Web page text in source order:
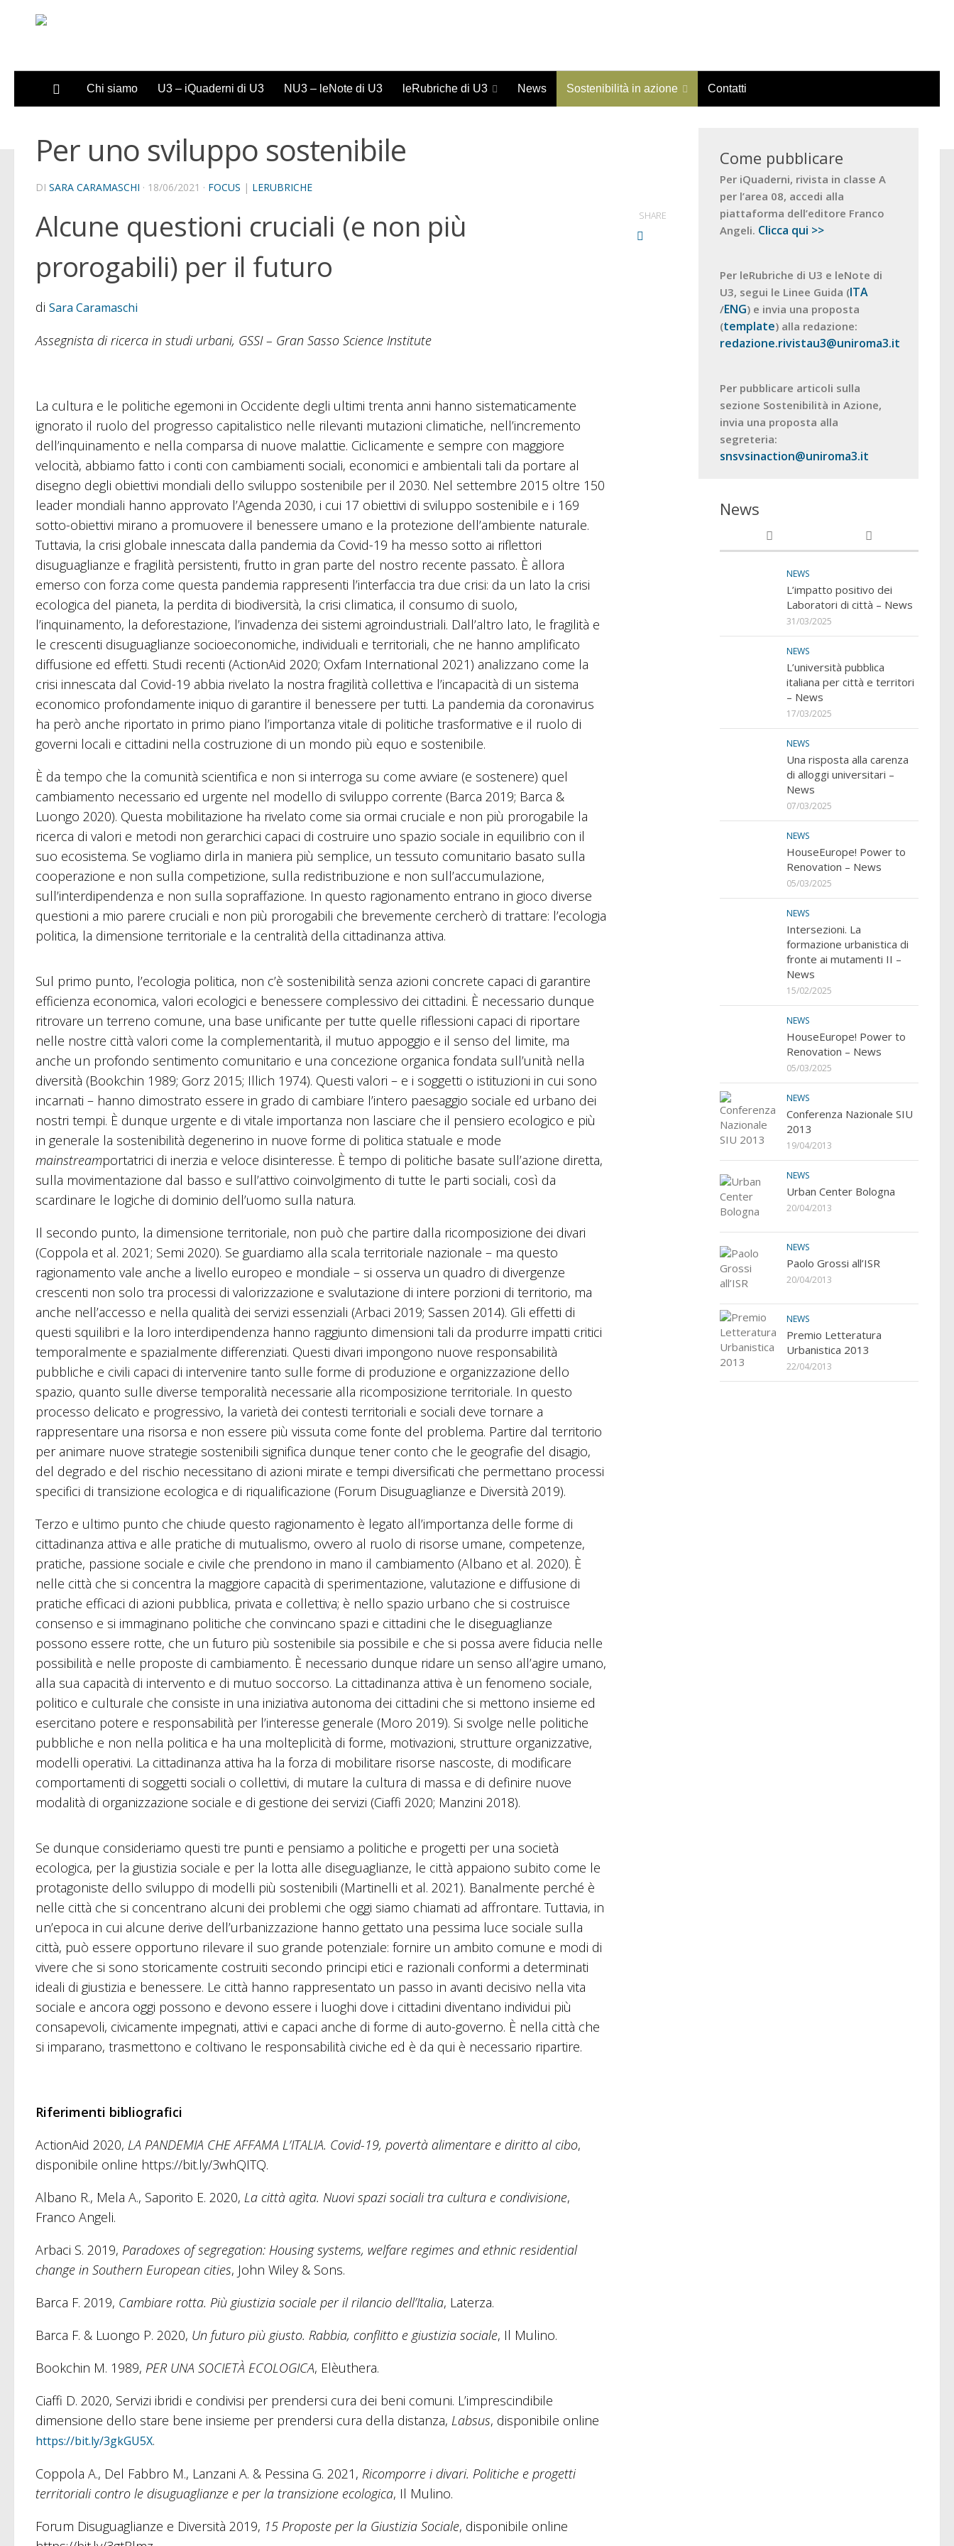
Sotto il contenuto
Chi siamo U3 – iQuaderni di U3 NU3 – leNote di U3 leRubriche di U3 News Sostenibilità in azione Contatti
Per uno sviluppo sostenibile
DI SARA CARAMASCHI · 18/06/2021 · FOCUS | LERUBRICHE
Alcune questioni cruciali (e non più
prorogabili) per il futuro
di Sara Caramaschi
Assegnista di ricerca in studi urbani, GSSI – Gran Sasso Science Institute
La cultura e le politiche egemoni in Occidente degli ultimi trenta anni hanno sistematicamente
ignorato il ruolo del progresso capitalistico nelle rilevanti mutazioni climatiche, nell’incremento
dell’inquinamento e nella comparsa di nuove malattie. Ciclicamente e sempre con maggiore
velocità, abbiamo fatto i conti con cambiamenti sociali, economici e ambientali tali da portare al
disegno degli obiettivi mondiali dello sviluppo sostenibile per il 2030. Nel settembre 2015 oltre 150
leader mondiali hanno approvato l’Agenda 2030, i cui 17 obiettivi di sviluppo sostenibile e i 169
sotto-obiettivi mirano a promuovere il benessere umano e la protezione dell’ambiente naturale.
Tuttavia, la crisi globale innescata dalla pandemia da Covid-19 ha messo sotto ai riflettori
disuguaglianze e fragilità persistenti, frutto in gran parte del nostro recente passato. È allora
emerso con forza come questa pandemia rappresenti l’interfaccia tra due crisi: da un lato la crisi
ecologica del pianeta, la perdita di biodiversità, la crisi climatica, il consumo di suolo,
l’inquinamento, la deforestazione, l’invadenza dei sistemi agroindustriali. Dall’altro lato, le fragilità e
le crescenti disuguaglianze socioeconomiche, individuali e territoriali, che ne hanno amplificato
diffusione ed effetti. Studi recenti (ActionAid 2020; Oxfam International 2021) analizzano come la
crisi innescata dal Covid-19 abbia rivelato la nostra fragilità collettiva e l’incapacità di un sistema
economico profondamente iniquo di garantire il benessere per tutti. La pandemia da coronavirus
ha però anche riportato in primo piano l’importanza vitale di politiche trasformative e il ruolo di
governi locali e cittadini nella costruzione di un mondo più equo e sostenibile.
È da tempo che la comunità scientifica e non si interroga su come avviare (e sostenere) quel
cambiamento necessario ed urgente nel modello di sviluppo corrente (Barca 2019; Barca &
Luongo 2020). Questa mobilitazione ha rivelato come sia ormai cruciale e non più prorogabile la
ricerca di valori e metodi non gerarchici capaci di costruire uno spazio sociale in equilibrio con il
suo ecosistema. Se vogliamo dirla in maniera più semplice, un tessuto comunitario basato sulla
cooperazione e non sulla competizione, sulla redistribuzione e non sull’accumulazione,
sull’interdipendenza e non sulla sopraffazione. In questo ragionamento entrano in gioco diverse
questioni a mio parere cruciali e non più prorogabili che brevemente cercherò di trattare: l’ecologia
politica, la dimensione territoriale e la centralità della cittadinanza attiva.
Sul primo punto, l’ecologia politica, non c’è sostenibilità senza azioni concrete capaci di garantire
efficienza economica, valori ecologici e benessere complessivo dei cittadini. È necessario dunque
ritrovare un terreno comune, una base unificante per tutte quelle riflessioni capaci di riportare
nelle nostre città valori come la complementarità, il mutuo appoggio e il senso del limite, ma
anche un profondo sentimento comunitario e una concezione organica fondata sull’unità nella
diversità (Bookchin 1989; Gorz 2015; Illich 1974). Questi valori – e i soggetti o istituzioni in cui sono
incarnati – hanno dimostrato essere in grado di cambiare l’intero paesaggio sociale ed urbano dei
nostri tempi. È dunque urgente e di vitale importanza non lasciare che il pensiero ecologico e più
in generale la sostenibilità degenerino in nuove forme di politica statuale e mode
mainstreamportatrici di inerzia e veloce disinteresse. È tempo di politiche basate sull’azione diretta,
sulla movimentazione dal basso e sull’attivo coinvolgimento di tutte le parti sociali, così da
scardinare le logiche di dominio dell’uomo sulla natura.
Il secondo punto, la dimensione territoriale, non può che partire dalla ricomposizione dei divari
(Coppola et al. 2021; Semi 2020). Se guardiamo alla scala territoriale nazionale – ma questo
ragionamento vale anche a livello europeo e mondiale – si osserva un quadro di divergenze
crescenti non solo tra processi di valorizzazione e svalutazione di intere porzioni di territorio, ma
anche nell’accesso e nella qualità dei servizi essenziali (Arbaci 2019; Sassen 2014). Gli effetti di
questi squilibri e la loro interdipendenza hanno raggiunto dimensioni tali da produrre impatti critici
temporalmente e spazialmente differenziati. Questi divari impongono nuove responsabilità
pubbliche e civili capaci di intervenire tanto sulle forme di produzione e organizzazione dello
spazio, quanto sulle diverse temporalità necessarie alla ricomposizione territoriale. In questo
processo delicato e progressivo, la varietà dei contesti territoriali e sociali deve tornare a
rappresentare una risorsa e non essere più vissuta come fonte del problema. Partire dal territorio
per animare nuove strategie sostenibili significa dunque tener conto che le geografie del disagio,
del degrado e del rischio necessitano di azioni mirate e tempi diversificati che permettano processi
specifici di transizione ecologica e di riqualificazione (Forum Disuguaglianze e Diversità 2019).
Terzo e ultimo punto che chiude questo ragionamento è legato all’importanza delle forme di
cittadinanza attiva e alle pratiche di mutualismo, ovvero al ruolo di risorse umane, competenze,
pratiche, passione sociale e civile che prendono in mano il cambiamento (Albano et al. 2020). È
nelle città che si concentra la maggiore capacità di sperimentazione, valutazione e diffusione di
pratiche efficaci di azioni pubblica, privata e collettiva; è nello spazio urbano che si costruisce
consenso e si immaginano politiche che convincano spazi e cittadini che le diseguaglianze
possono essere rotte, che un futuro più sostenibile sia possibile e che si possa avere fiducia nelle
possibilità e nelle proposte di cambiamento. È necessario dunque ridare un senso all’agire umano,
alla sua capacità di intervento e di mutuo soccorso. La cittadinanza attiva è un fenomeno sociale,
politico e culturale che consiste in una iniziativa autonoma dei cittadini che si mettono insieme ed
esercitano potere e responsabilità per l’interesse generale (Moro 2019). Si svolge nelle politiche
pubbliche e non nella politica e ha una molteplicità di forme, motivazioni, strutture organizzative,
modelli operativi. La cittadinanza attiva ha la forza di mobilitare risorse nascoste, di modificare
comportamenti di soggetti sociali o collettivi, di mutare la cultura di massa e di definire nuove
modalità di organizzazione sociale e di gestione dei servizi (Ciaffi 2020; Manzini 2018).
Se dunque consideriamo questi tre punti e pensiamo a politiche e progetti per una società
ecologica, per la giustizia sociale e per la lotta alle diseguaglianze, le città appaiono subito come le
protagoniste dello sviluppo di modelli più sostenibili (Martinelli et al. 2021). Banalmente perché è
nelle città che si concentrano alcuni dei problemi che oggi siamo chiamati ad affrontare. Tuttavia, in
un’epoca in cui alcune derive dell’urbanizzazione hanno gettato una pessima luce sociale sulla
città, può essere opportuno rilevare il suo grande potenziale: fornire un ambito comune e modi di
vivere che si sono storicamente costruiti secondo principi etici e razionali conformi a determinati
ideali di giustizia e benessere. Le città hanno rappresentato un passo in avanti decisivo nella vita
sociale e ancora oggi possono e devono essere i luoghi dove i cittadini diventano individui più
consapevoli, civicamente impegnati, attivi e capaci anche di forme di auto-governo. È nella città che
si imparano, trasmettono e coltivano le responsabilità civiche ed è da qui è necessario ripartire.
Riferimenti bibliografici
ActionAid 2020, LA PANDEMIA CHE AFFAMA L’ITALIA. Covid-19, povertà alimentare e diritto al cibo,
disponibile online https://bit.ly/3whQITQ.
Albano R., Mela A., Saporito E. 2020, La città agìta. Nuovi spazi sociali tra cultura e condivisione,
Franco Angeli.
Arbaci S. 2019, Paradoxes of segregation: Housing systems, welfare regimes and ethnic residential
change in Southern European cities, John Wiley & Sons.
Barca F. 2019, Cambiare rotta. Più giustizia sociale per il rilancio dell’Italia, Laterza.
Barca F. & Luongo P. 2020, Un futuro più giusto. Rabbia, conflitto e giustizia sociale, Il Mulino.
Bookchin M. 1989, PER UNA SOCIETÀ ECOLOGICA, Elèuthera.
Ciaffi D. 2020, Servizi ibridi e condivisi per prendersi cura dei beni comuni. L’imprescindibile
dimensione dello stare bene insieme per prendersi cura della distanza, Labsus, disponibile online
https://bit.ly/3gkGU5X.
Coppola A., Del Fabbro M., Lanzani A. & Pessina G. 2021, Ricomporre i divari. Politiche e progetti
territoriali contro le disuguaglianze e per la transizione ecologica, Il Mulino.
Forum Disuguaglianze e Diversità 2019, 15 Proposte per la Giustizia Sociale, disponibile online
SHARE
Come pubblicare
Per iQuaderni, rivista in classe A
per l’area 08, accedi alla
piattaforma dell’editore Franco
Angeli. Clicca qui >>
Per leRubriche di U3 e leNote di
U3, segui le Linee Guida (ITA
/ENG) e invia una proposta
(template) alla redazione:
redazione.rivistau3@uniroma3.it
Per pubblicare articoli sulla
sezione Sostenibilità in Azione,
invia una proposta alla
segreteria:
snsvsinaction@uniroma3.it
News
NEWS
L’impatto positivo dei
Laboratori di città – News
31/03/2025
NEWS
L’università pubblica
italiana per città e territori
– News
17/03/2025
NEWS
Una risposta alla carenza
di alloggi universitari –
News
07/03/2025
NEWS
HouseEurope! Power to
Renovation – News
05/03/2025
NEWS
Intersezioni. La
formazione urbanistica di
fronte ai mutamenti II –
News
15/02/2025
NEWS
HouseEurope! Power to
Renovation – News
05/03/2025
NEWS
Conferenza Nazionale SIU
2013
19/04/2013
NEWS
Urban Center Bologna
20/04/2013
NEWS
Paolo Grossi all’ISR
20/04/2013
NEWS
Premio Letteratura
Urbanistica 2013
22/04/2013